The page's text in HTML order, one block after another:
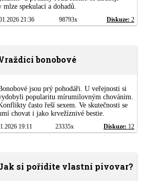
mlze spekulací a dohadů.
21:36 98793x Diskuze: 2
bonobové
jsou prý pohodáři. U veřejnosti si
popularitu mírumilovným chováním.
často řeší sexem. Ve skutečnosti se
chovat i jako krvežíznivé bestie.
19:11 23335x Diskuze: 12
si pořídíte vlastní pivovar?